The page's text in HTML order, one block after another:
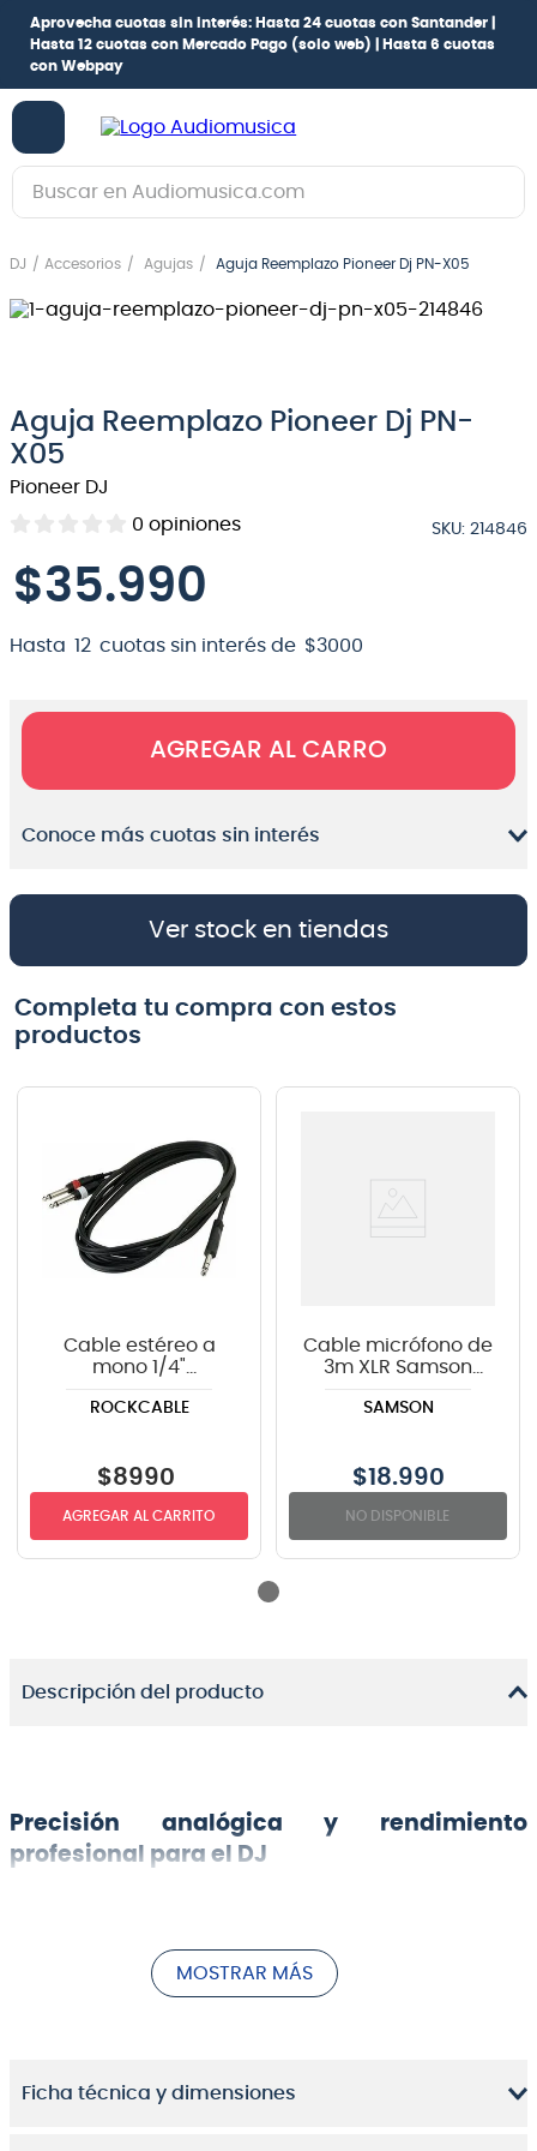
Aprovecha cuotas sin interés: Hasta 24 cuotas con Santander |
Hasta 12 cuotas con Mercado Pago (solo web) |
Hasta 6 cuotas
con Webpay
Buscar en Audiomusica.com
DJ Accesorios Agujas Aguja Reemplazo Pioneer Dj PN-X05
Aguja Reemplazo Pioneer Dj PN-
X05
Pioneer DJ
0 opiniones SKU: 214846
$35.990
Hasta 12 cuotas sin interés de $3000
AGREGAR AL CARRO
Conoce más cuotas sin interés
Ver stock en tiendas
Completa tu compra con estos
productos
Cable estéreo a
mono 1/4"
20924 D4 BK
ROCKCABLE
$8990
AGREGAR AL CARRITO
Cable micrófono de
3m XLR Samson
SAMSON
$18.990
NO DISPONIBLE
Descripción del producto
Precisión analógica y rendimiento
profesional para el DJ
MOSTRAR MÁS
Ficha técnica y dimensiones
guitarra electrica
.
bajo
pioneerdj
5.
6.
guitarra
8 .
micrófono
10. violin